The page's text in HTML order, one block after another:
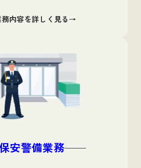
内容を詳しく見る
安警備業務